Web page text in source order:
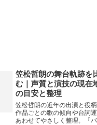
笠松哲朗の舞台軌跡を
む｜声質と演技の現在
の目安と整理
笠松哲朗の近年の出演と役柄
作品ごとの歌の傾向や台詞
あわせてやさしく整理。『